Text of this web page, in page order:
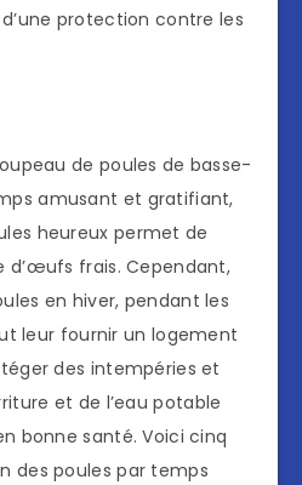
protection contre les
de poules de basse-
amusant et gratifiant,
heureux permet de
d’œufs frais. Cependant,
en hiver, pendant les
leur fournir un logement
des intempéries et
et de l’eau potable
bonne santé. Voici cinq
des poules par temps